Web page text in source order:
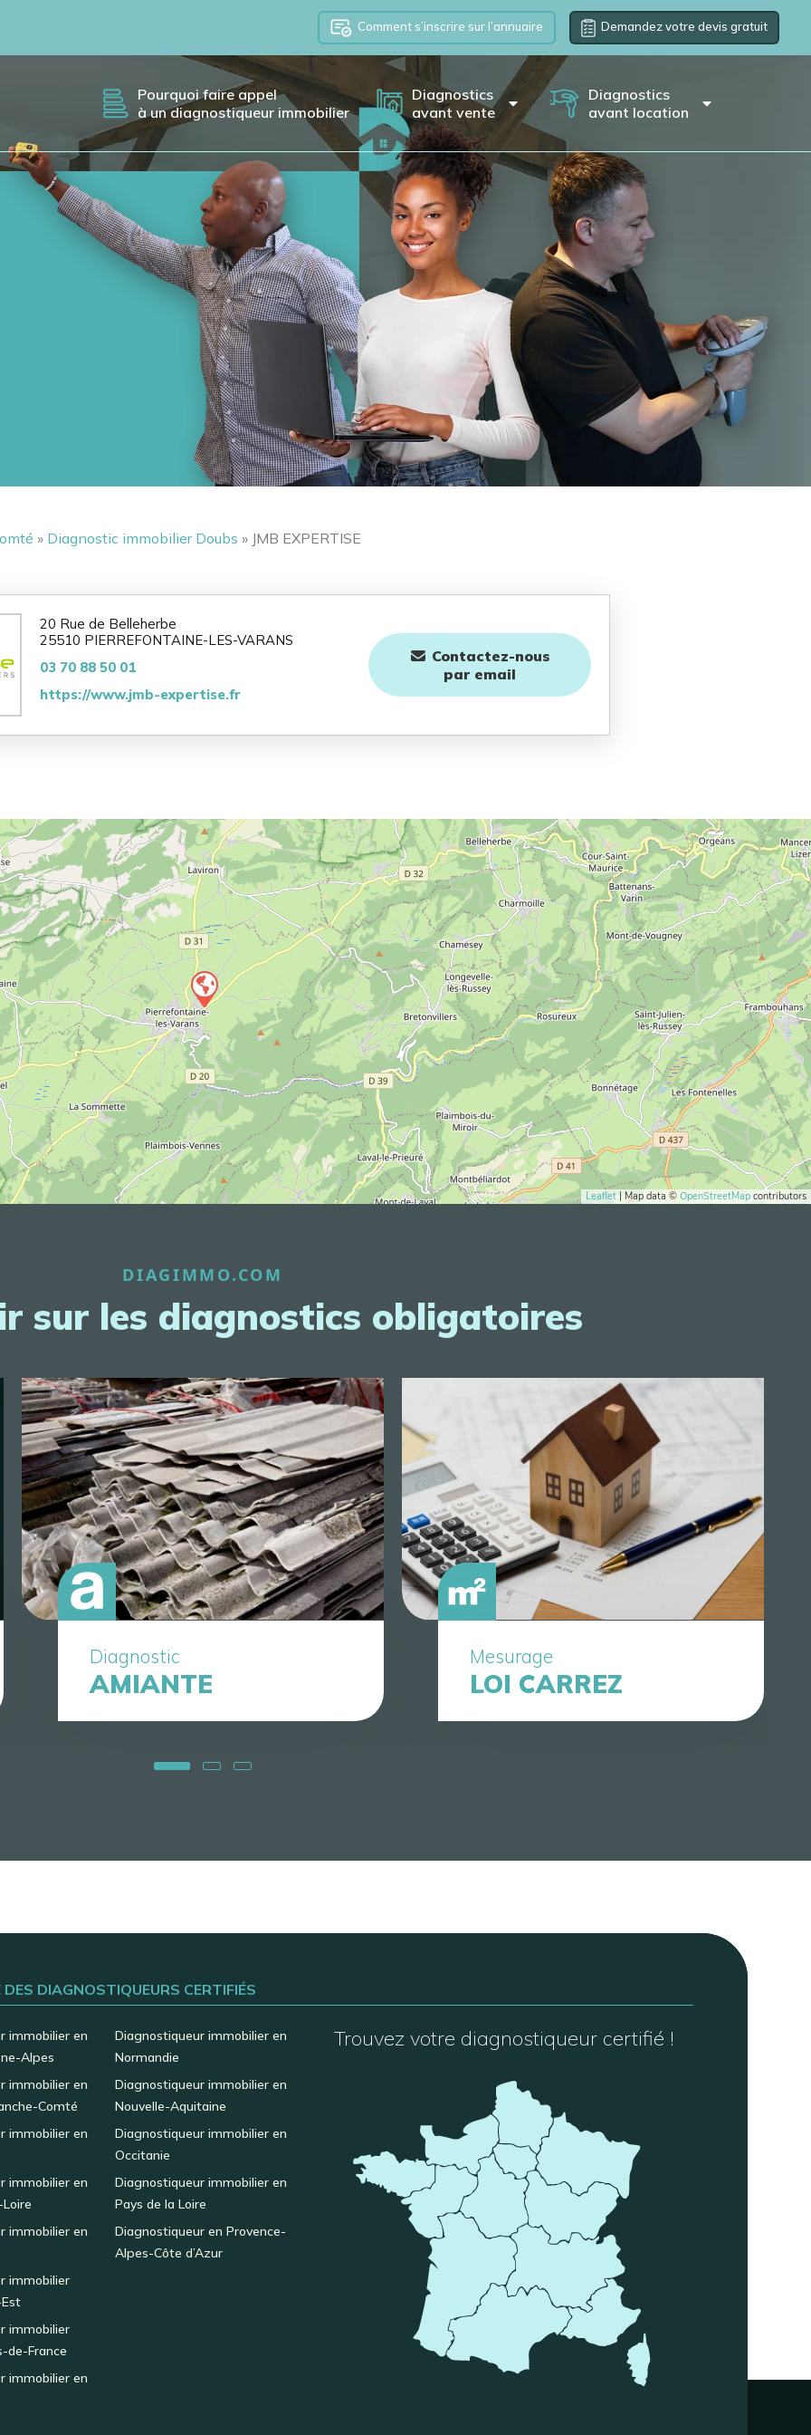
Comment s’inscrire sur l’annuaire Demandez votre devis gratuit
Pourquoi faire appel
à un diagnostiqueur immobilier
Diagnostics
avant vente
Diagnostics
avant location
» Diagnostic immobilier Doubs » JMB EXPERTISE
20 Rue de Belleherbe
25510 PIERREFONTAINE-LES-VARANS
03 70 88 50 01
https://www.jmb-expertise.fr
Contactez-nous
par email
Leaflet | Map data © OpenStreetMapcontributors
DIAGIMMO.COM
sur les diagnostics obligatoires
Diagnostic
AMIANTE
Mesurage
LOI CARREZ
DES DIAGNOSTIQUEURS CERTIFIÉS
immobilier en
Alpes
immobilier en
Comté
immobilier en
immobilier en
immobilier en
immobilier
immobilier
de-France
immobilier en
Diagnostiqueur immobilier en
Normandie
Diagnostiqueur immobilier en
Nouvelle-Aquitaine
Diagnostiqueur immobilier en
Occitanie
Diagnostiqueur immobilier en
Pays de la Loire
Diagnostiqueur en Provence-
Alpes-Côte d’Azur
Trouvez votre diagnostiqueur certifié !